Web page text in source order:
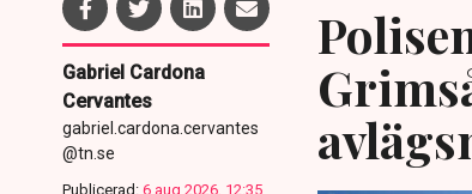
Gabriel Cardona
Cervantes
gabriel.cardona.cervantes
@tn.se
Publicerad: 6 aug 2026, 12:35